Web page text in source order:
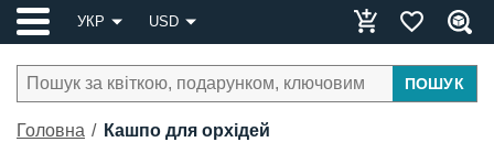
УКР USD
ПОШУК
Головна Кашпо для орхідей